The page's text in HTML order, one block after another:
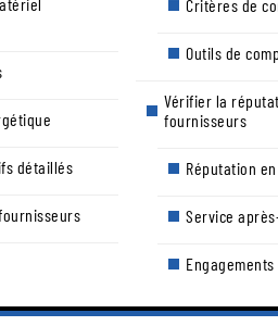
détaillés
Critères de
Outils de
Vérifier la
fournisseurs
Réputation
Service